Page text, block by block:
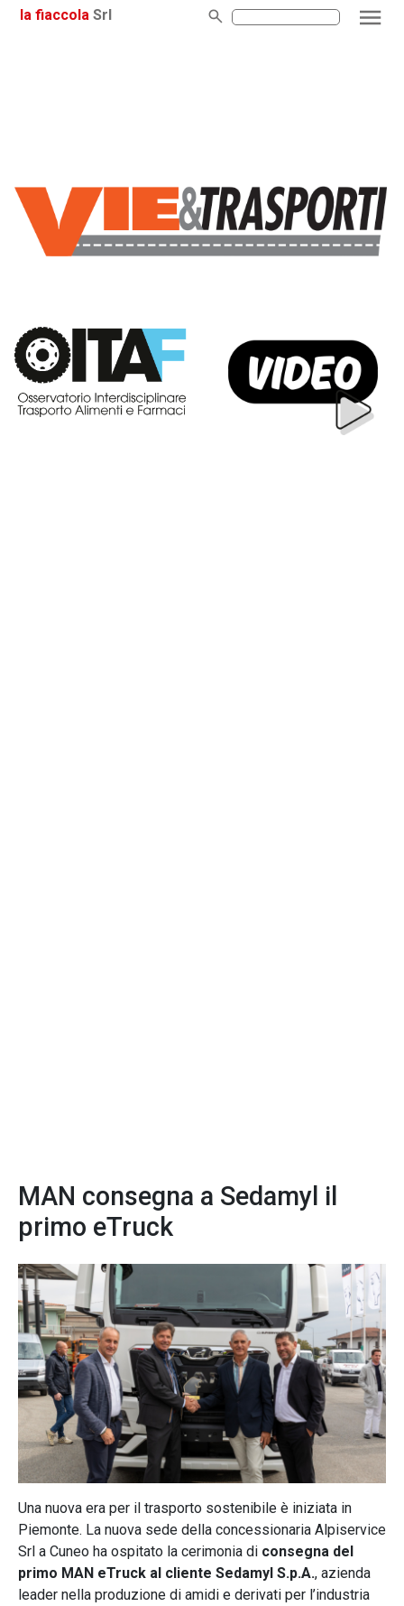
la fiaccola Srl
MAN consegna a Sedamyl il
primo eTruck
Una nuova era per il trasporto sostenibile è iniziata in
Piemonte. La nuova sede della concessionaria Alpiservice
Srl a Cuneo ha ospitato la cerimonia di consegna del
primo MAN eTruck al cliente Sedamyl S.p.A., azienda
leader nella produzione di amidi e derivati per l’industria